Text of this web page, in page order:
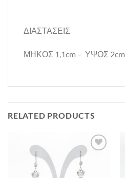
ΔΙΑΣΤΑΣΕΙΣ
ΜΗΚΟΣ 1,1cm – ΥΨΟΣ 2cm
RELATED PRODUCTS
Προσθήκη
στη Λίστα
Επιθυμιών